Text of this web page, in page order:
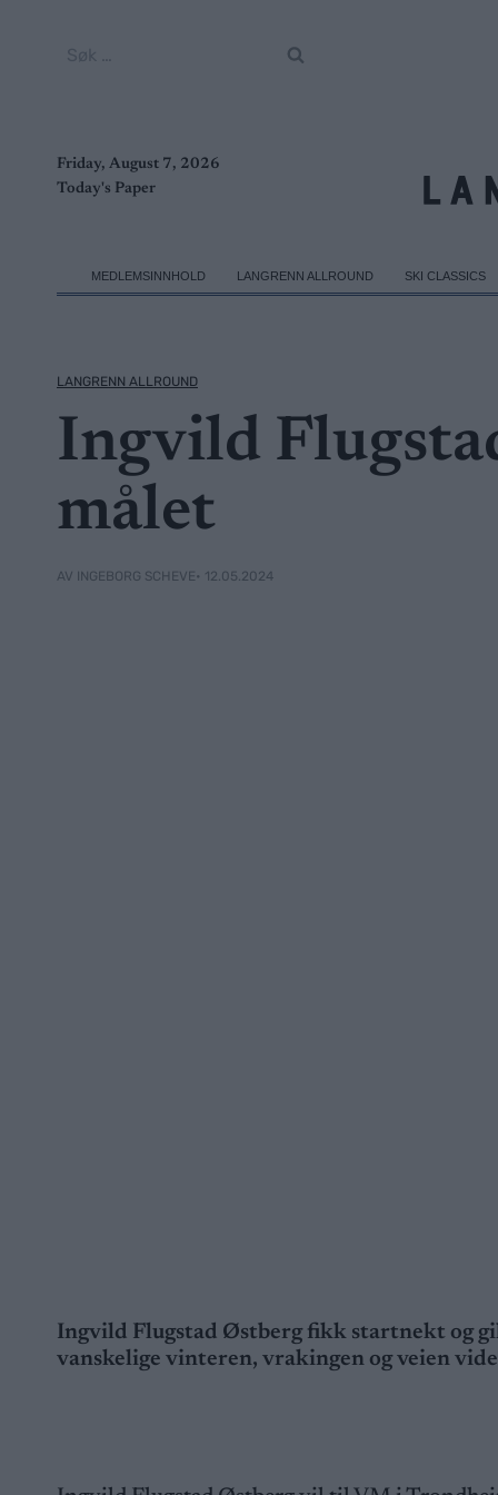
Friday, August 7, 2026
Today's Paper
MEDLEMSINNHOLD LANGRENN ALLROUND SKI CLASSICS
LANGRENN ALLROUND
Ingvild
målet
AV INGEBORG SCHEVE• 12.05.2024
Ingvild Flugstad Østberg fikk startnekt og
vanskelige vinteren, vrakingen og veien